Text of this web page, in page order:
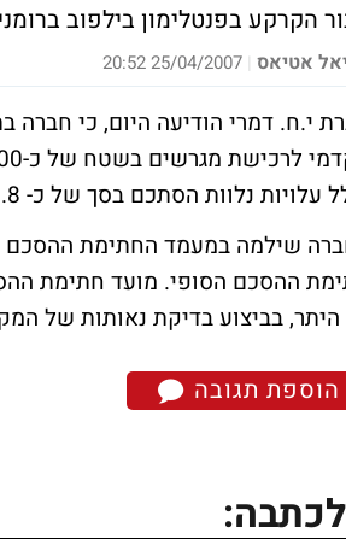
בפנטלימון בילפוב ברומניה ישולם כ-5.8 מליון אירו.
אטיאס |
25/04/2007 20:52
י.ח. דמרי הודיעה היום, כי
עלויות נלוות הסתכם בסך של כ- 5.8 מליון אירו.
היתר, בביצוע בדיקת נאותות של
הוספת תגובה